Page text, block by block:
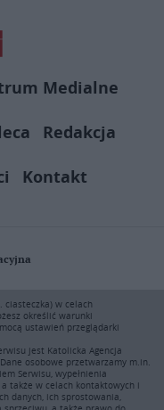
Medialne
Redakcja
Kontakt
mogą pobierać
www.ekai.pl
rozpowszechnianie
(także framing i in.
zgody KAI zabronione i
ochronie baz danych i
w celach
określić warunki
ustawień przeglądarki
jest Katolicka Agencja
osobowe przetwarzamy m.in.
Serwisu, wypełnienia
także w celach kontaktowych i
danych, ich sprostowania,